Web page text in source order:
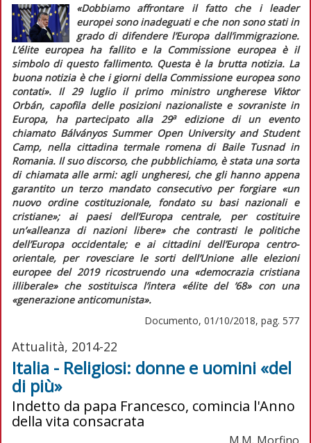
«Dobbiamo affrontare il fatto che i leader
europei sono inadeguati e che non sono stati in
grado di difendere l’Europa dall’immigrazione.
L’éliteeuropea ha fallito e la Commissione europea è il
simbolo di questo fallimento. Questa è la brutta notizia. La
buona notizia è che i giorni della Commissione europea sono
contati». Il 29 luglio il primo ministro ungherese Viktor
Orbán, capofila delle posizioni nazionaliste e sovraniste in
Europa, ha partecipato alla 29aedizione di un evento
chiamato Bálványos Summer Open University and Student
Camp, nella cittadina termale romena di Baile Tusnad in
Romania. Il suo discorso, che pubblichiamo, è stata una sorta
di chiamata alle armi: agli ungheresi, che gli hanno appena
garantito un terzo mandato consecutivo per forgiare «un
nuovo ordine costituzionale, fondato su basi nazionali e
cristiane»;ai paesi dell’Europa centrale, per costituire
un’«alleanza di nazioni libere»che contrasti le politiche
dell’Europa occidentale; e ai cittadini dell’Europa centro-
orientale, per rovesciare le sorti dell’Unione alle elezioni
europee del 2019 ricostruendo una «democrazia cristiana
illiberale» che sostituisca l’intera «élite del ’68»con una
«generazione anticomunista».
Documento, 01/10/2018, pag. 577
Attualità, 2014-22
Italia - Religiosi: donne e uomini «del
di più»
Indetto da papa Francesco, comincia l'Anno
della vita consacrata